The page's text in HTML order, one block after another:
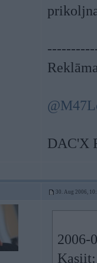
DAC'X
30. Aug 2006,
2006-